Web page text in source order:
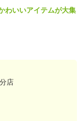
わいいアイテムが大集
店